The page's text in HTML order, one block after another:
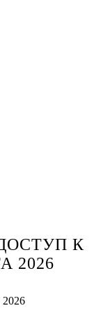
К
2026